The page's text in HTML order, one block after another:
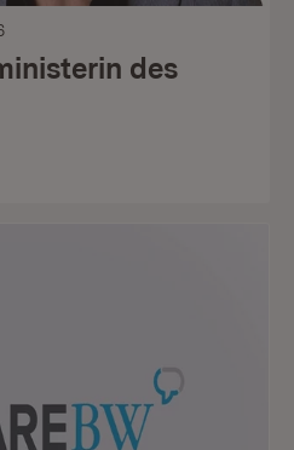
des